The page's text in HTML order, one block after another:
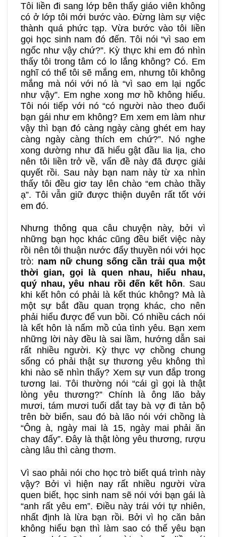
Tôi liền đi sang lớp bên thấy giáo viên không
có ở lớp tôi mới bước vào. Đừng làm sự việc
thành quá phức tạp. Vừa bước vào tôi liền
gọi học sinh nam đó đến. Tôi nói “vì sao em
ngốc như vậy chứ?”. Kỳ thực khi em đó nhìn
thấy tôi trong tâm có lo lắng không? Có. Em
nghĩ có thể tôi sẽ mắng em, nhưng tôi không
mắng mà nói với nó là “vì sao em lại ngốc
như vậy”. Em nghe xong mơ hồ không hiểu.
Tôi nói tiếp với nó “có người nào theo đuổi
bạn gái như em không? Em xem em làm như
vậy thì bạn đó càng ngày càng ghét em hay
càng ngày càng thích em chứ?”. Nó nghe
xong dường như đã hiểu gật đầu lia lịa, cho
nên tôi liền trở về, vấn đề này đã được giải
quyết rồi. Sau này bạn nam này từ xa nhìn
thấy tôi đều giơ tay lên chào “em chào thầy
ạ”. Tôi vẫn giữ được thiện duyên rất tốt với
em đó.
Nhưng thông qua câu chuyện này, bởi vì
những bạn học khác cũng đều biết việc này
rồi nên tôi thuận nước đẩy thuyền nói với học
trò: nam nữ chung sống cần trải qua một
thời gian, gọi là quen nhau, hiểu nhau,
quý nhau, yêu nhau rồi đến kết hôn. Sau
khi kết hôn có phải là kết thúc không? Mà là
một sự bắt đầu quan trọng khác, cho nên
phải hiểu được để vun bồi. Có nhiều cách nói
là kết hôn là nấm mồ của tình yêu. Bạn xem
những lời này đều là sai lầm, hướng dẫn sai
rất nhiều người. Kỳ thực vợ chồng chung
sống có phải thật sự thương yêu không thì
khi nào sẽ nhìn thấy? Xem sự vun đắp trong
tương lai. Tôi thường nói “cái gì gọi là thật
lòng yêu thương?” Chính là ông lão bảy
mươi, tám mươi tuổi dắt tay bà vợ đi tản bộ
trên bờ biển, sau đó bà lão nói với chồng là
“Ông à, ngày mai là 15, ngày mai phải ăn
chay đấy”. Đây là thật lòng yêu thương, rượu
càng lâu thì càng thơm.
Vì sao phải nói cho học trò biết quá trình này
vậy? Bởi vì hiện nay rất nhiều người vừa
quen biết, học sinh nam sẽ nói với bạn gái là
“anh rất yêu em”. Điều này trái với tự nhiên,
nhất định là lừa bạn rồi. Bởi vì họ căn bản
không hiểu bạn thì làm sao có thể yêu bạn